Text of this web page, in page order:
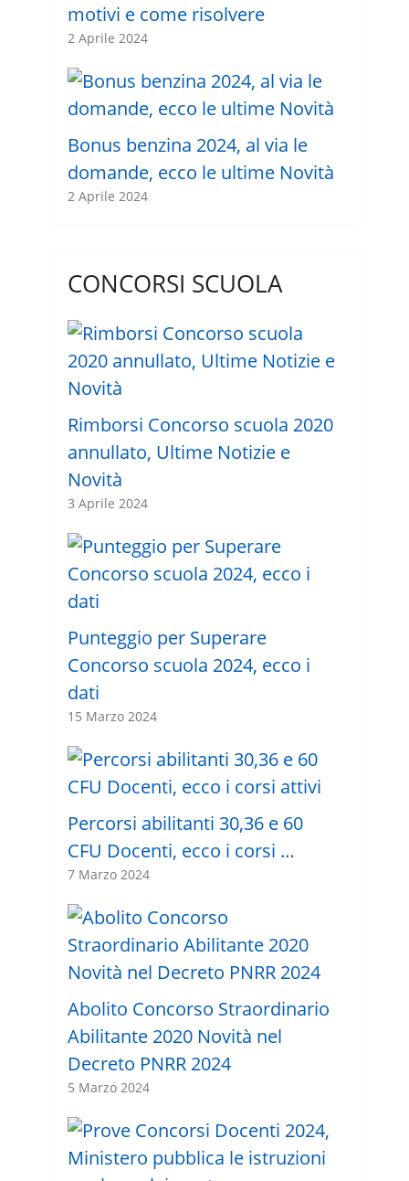
motivi e come risolvere
2 Aprile 2024
Bonus benzina 2024, al via le
domande, ecco le ultime Novità
2 Aprile 2024
CONCORSI SCUOLA
Rimborsi Concorso scuola 2020
annullato, Ultime Notizie e
Novità
3 Aprile 2024
Punteggio per Superare
Concorso scuola 2024, ecco i
dati
15 Marzo 2024
Percorsi abilitanti 30,36 e 60
CFU Docenti, ecco i corsi …
7 Marzo 2024
Abolito Concorso Straordinario
Abilitante 2020 Novità nel
Decreto PNRR 2024
5 Marzo 2024